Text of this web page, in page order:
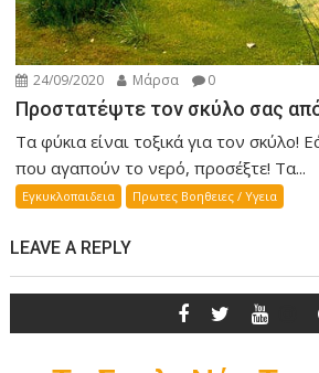
24/09/2020 Μάρσα 0
Προστατέψτε τον σκύλο σας
Τα φύκια είναι τοξικά για τον σκύλο!
που αγαπούν το νερό, προσέξτε! Τα...
Εγκυκλοπαιδεια Πρωτες Βοηθειες / Υγεια
LEAVE A REPLY